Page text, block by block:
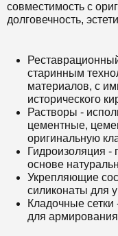
совместимость с
долговечность,
старинным
материалов, с
исторического
Растворы -
цементные,
оригинальную
Гидроизоляция -
основе
Укрепляющие
силиконаты для
Кладочные сетки
для армирования